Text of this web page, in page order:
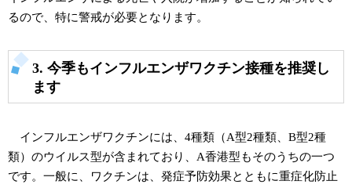
るので、特に警戒が必要となります。
3. 今季もインフルエンザワクチン接種を推奨し
ます
インフルエンザワクチンには、4種類（A型2種類、B型2種
類）のウイルス型が含まれており、A香港型もそのうちの一つ
です。一般に、ワクチンは、発症予防効果とともに重症化防止